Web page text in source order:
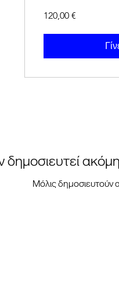
120,00 €
δημοσιευτεί
Μόλις δημοσιευτούν